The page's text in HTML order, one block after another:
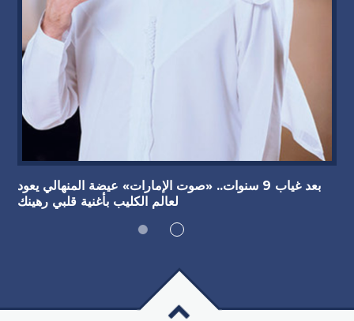
بعد غياب 9 سنوات.. «صوت الإمارات» عيضة المنهالي يعود
لعالم الكليب بأغنية قلبي رهينك